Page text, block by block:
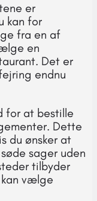
er
kan for
fra en af
en
Det er
endnu
for at bestille
Dette
du ønsker at
sager uden
tilbyder
vælge